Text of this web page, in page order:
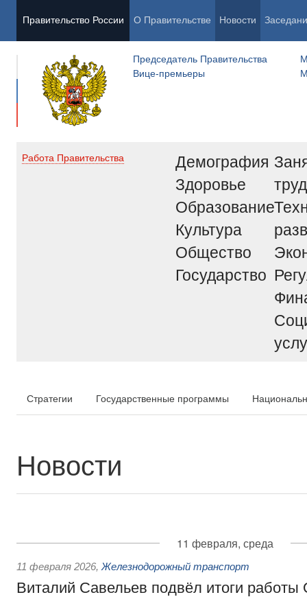
Правительство России О Правительстве Новости
Председатель Правительства
Вице-премьеры
Работа Правительства
Демография
Здоровье
Образование
Культура
Общество
Государство
труд
Стратегии Государственные программы
Новости
11 февраля, среда
11 февраля 2026, Железнодорожный транспорт
Виталий Савельев подвёл итоги